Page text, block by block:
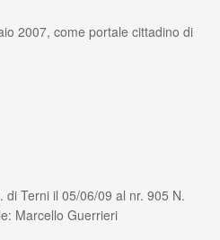
2007, come portale cittadino di
Terni il 05/06/09 al nr. 905 N.
Marcello Guerrieri